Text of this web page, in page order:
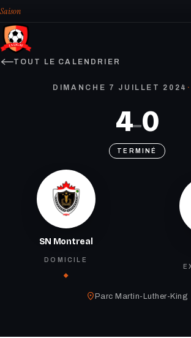
Saison
TOUT LE CALENDRIER
DIMANCHE 7 JUILLET 2024 ·
SN Montreal
DOMICILE
4–0
TERMINÉ
Parc Martin-Luther-King